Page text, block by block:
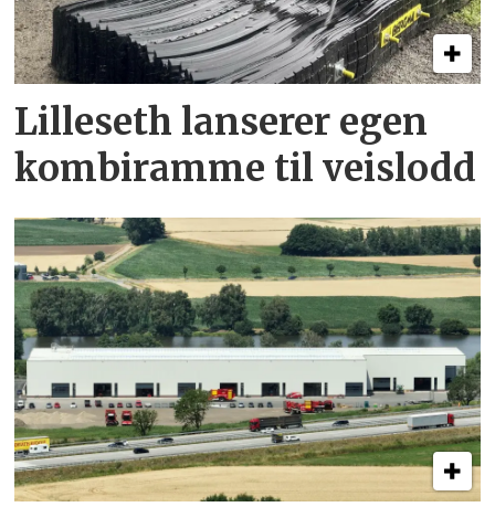
Lilleseth lanserer egen
kombi­ramme til veislodd